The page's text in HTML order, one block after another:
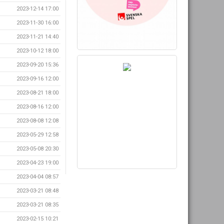
2023-12-14 17:00
2023-11-30 16:00
2023-11-21 14:40
2023-10-12 18:00
2023-09-20 15:36
2023-09-16 12:00
2023-08-21 18:00
2023-08-16 12:00
2023-08-08 12:08
2023-05-29 12:58
2023-05-08 20:30
2023-04-23 19:00
2023-04-04 08:57
2023-03-21 08:48
2023-03-21 08:35
2023-02-15 10:21